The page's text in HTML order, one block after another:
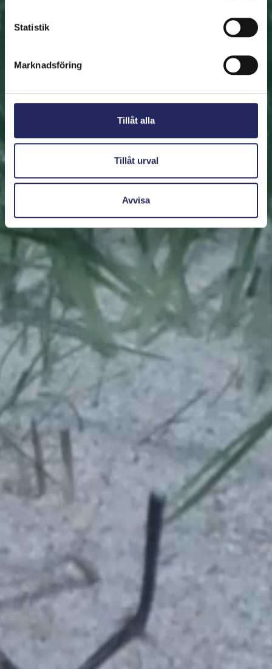
Statistik
Marknadsföring
Tillåt alla
Tillåt urval
Avvisa